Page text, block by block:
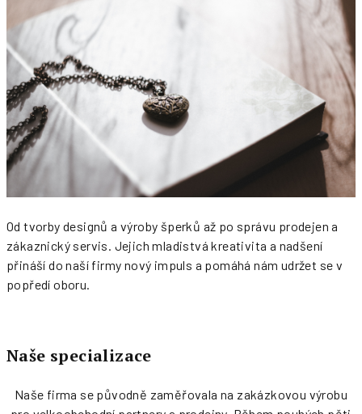
Od tvorby designů a výroby šperků až po správu prodejen a
zákaznický servis. Jejich mladistvá kreativita a nadšení
přináší do naší firmy nový impuls a pomáhá nám udržet se v
popředí oboru.
Naše specializace
Naše firma se původně zaměřovala na zakázkovou výrobu